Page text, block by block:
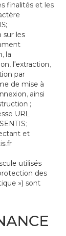
finalités et les
sur les
la
l’extraction,
par
de mise à
ainsi
;
URL
et
utilisés
des
») sont